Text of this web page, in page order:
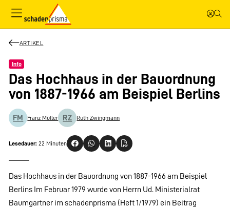
ARTIKEL
Info
Das Hochhaus in der Bauordnung
von 1887-1966 am Beispiel Berlins
FM Franz Müller RZ Ruth Zwingmann
Lesedauer: 22 Minuten
Das Hochhaus in der Bauordnung von 1887-1966 am Beispiel
Berlins Im Februar 1979 wurde von Herrn Ud. Ministerialrat
Baumgartner im schadenprisma (Heft 1/1979) ein Beitrag